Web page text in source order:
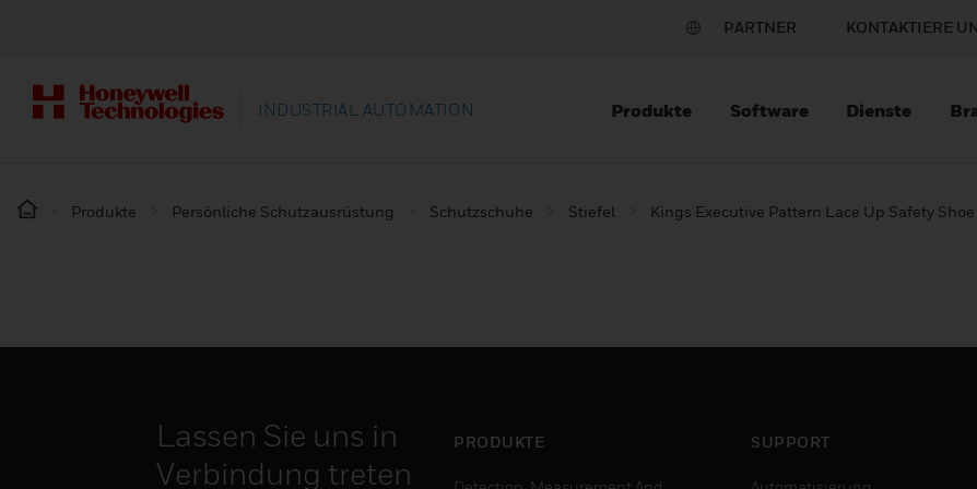
PARTNER KONTAKTIERE
INDUSTRIAL AUTOMATION Produkte Software Dienste
Produkte Persönliche Schutzausrüstung Schutzschuhe Stiefel Kings Executive Pattern Lace Up Safety Shoe
Lassen Sie uns in
Verbindung treten
PRODUKTE SUPPORT